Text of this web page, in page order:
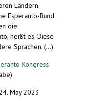
Ländern.
Esperanto-Bund.
die
heißt es. Diese
Sprachen. (...)
Kongress
May 2023